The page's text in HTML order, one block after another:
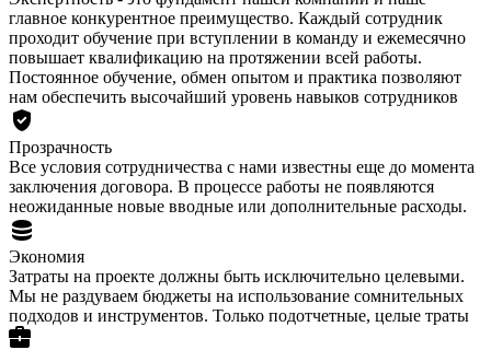
главное конкурентное преимущество. Каждый сотрудник
проходит обучение при вступлении в команду и ежемесячно
повышает квалификацию на протяжении всей работы.
Постоянное обучение, обмен опытом и практика позволяют
нам обеспечить высочайший уровень навыков сотрудников
Прозрачность
Все условия сотрудничества с нами известны еще до момента
заключения договора. В процессе работы не появляются
неожиданные новые вводные или дополнительные расходы.
Экономия
Затраты на проекте должны быть исключительно целевыми.
Мы не раздуваем бюджеты на использование сомнительных
подходов и инструментов. Только подотчетные, целые траты